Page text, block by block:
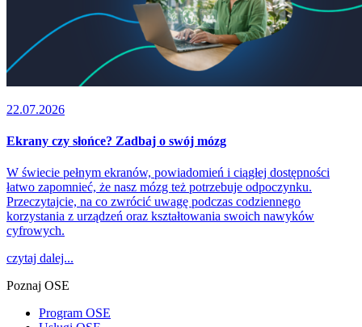
22.07.2026
Ekrany czy słońce? Zadbaj o swój mózg
W świecie pełnym ekranów, powiadomień i ciągłej dostępności
łatwo zapomnieć, że nasz mózg też potrzebuje odpoczynku.
Przeczytajcie, na co zwrócić uwagę podczas codziennego
korzystania z urządzeń oraz kształtowania swoich nawyków
cyfrowych.
czytaj dalej...
Poznaj OSE
Program OSE